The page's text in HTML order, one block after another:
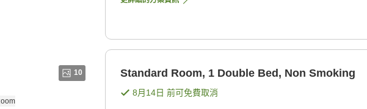
10 Standard Room, 1 Double Bed, Non Smoking
8月14日 前可免費取消